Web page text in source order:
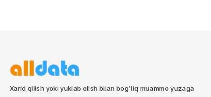
Xarid qilish yoki yuklab olish bilan bog'liq muammo yuzaga